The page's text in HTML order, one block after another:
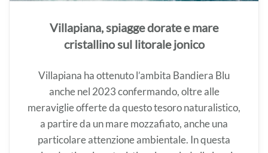
Villapiana, spiagge dorate e mare
cristallino sul litorale jonico
Villapiana ha ottenuto l’ambita Bandiera Blu
anche nel 2023 confermando, oltre alle
meraviglie offerte da questo tesoro naturalistico,
a partire da un mare mozzafiato, anche una
particolare attenzione ambientale. In questa